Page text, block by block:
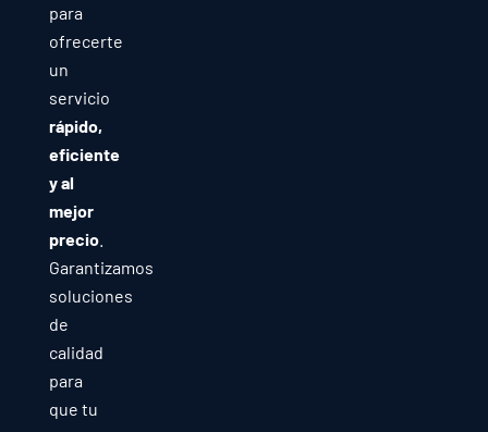
para
ofrecerte
un
servicio
rápido,
eficiente
y al
mejor
precio.
Garantizamos
soluciones
de
calidad
para
que tu